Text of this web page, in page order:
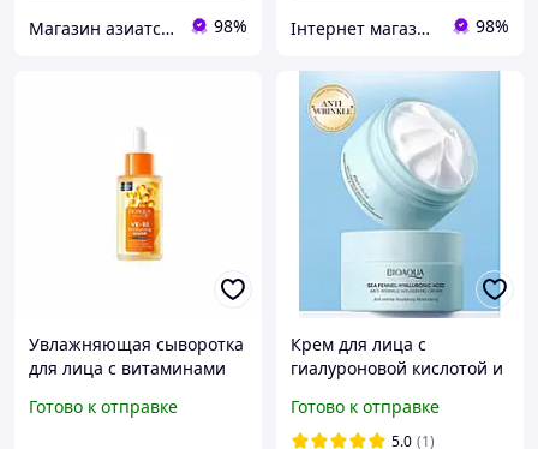
Магазин азиатской косметики 98% Інтернет магазин Подешевше 98%
Увлажняющая сыворотка
для лица с витаминами
Moisturizing Serum, 40 мл
Готово к отправке
Крем для лица с
гиалуроновой кислотой и
фенхеля Bioaqua, 60 г
Готово к отправке
5.0 (1)